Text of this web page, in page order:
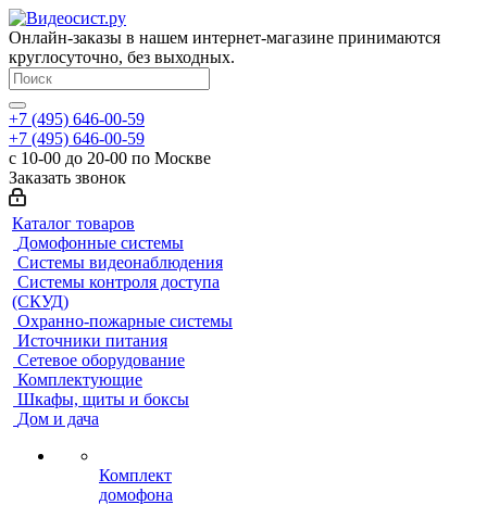
Онлайн-заказы в нашем интернет-магазине принимаются
круглосуточно, без выходных.
+7 (495) 646-00-59
+7 (495) 646-00-59
с 10-00 до 20-00 по Москве
Заказать звонок
Каталог товаров
Домофонные системы
Системы видеонаблюдения
Системы контроля доступа
(СКУД)
Охранно-пожарные системы
Источники питания
Сетевое оборудование
Комплектующие
Шкафы, щиты и боксы
Дом и дача
Комплект
домофона